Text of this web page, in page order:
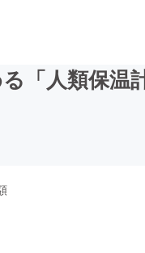
「人類保温